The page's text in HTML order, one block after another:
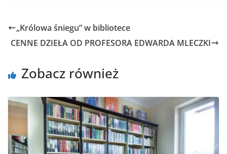
„Królowa śniegu” w bibliotece
CENNE DZIEŁA OD PROFESORA EDWARDA MLECZKI
Zobacz również